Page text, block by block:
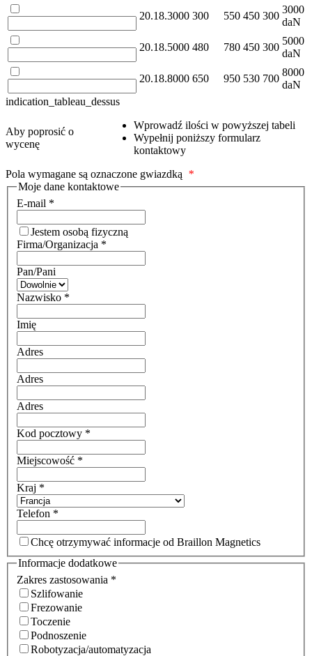
20.18.3000 300 550 450 300
3000
daN
20.18.5000 480 780 450 300
5000
daN
20.18.8000 650 950 530 700
8000
daN
indication_tableau_dessus
Aby poprosić o
wycenę
Wprowadź ilości w powyższej tabeli
Wypełnij poniższy formularz
kontaktowy
Pola wymagane są oznaczone gwiazdką *
Moje dane kontaktowe
E-mail *
Jestem osobą fizyczną
Firma/Organizacja *
Pan/Pani
Nazwisko *
Imię
Adres
Adres
Adres
Kod pocztowy *
Miejscowość *
Kraj *
Telefon *
Chcę otrzymywać informacje od Braillon Magnetics
Informacje dodatkowe
Zakres zastosowania *
Szlifowanie
Frezowanie
Toczenie
Podnoszenie
Robotyzacja/automatyzacja